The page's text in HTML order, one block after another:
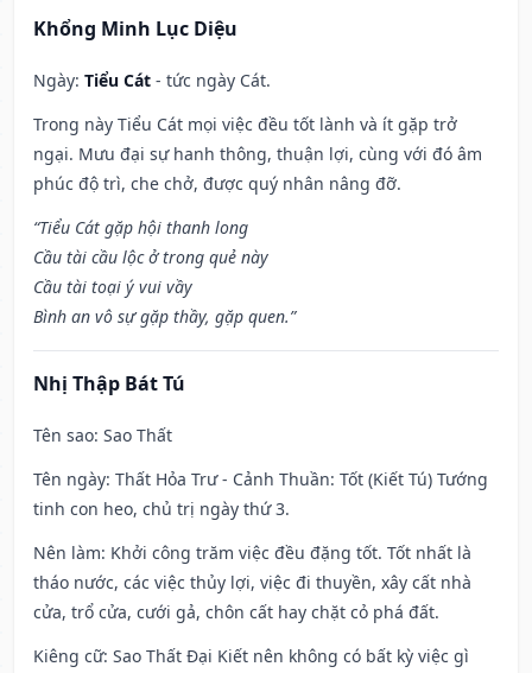
Khổng Minh Lục Diệu
Ngày: Tiểu Cát - tức ngày Cát.
Trong này Tiểu Cát mọi việc đều tốt lành và ít gặp trở
ngại. Mưu đại sự hanh thông, thuận lợi, cùng với đó âm
phúc độ trì, che chở, được quý nhân nâng đỡ.
“Tiểu Cát gặp hội thanh long
Cầu tài cầu lộc ở trong quẻ này
Cầu tài toại ý vui vầy
Bình an vô sự gặp thầy, gặp quen.”
Nhị Thập Bát Tú
Tên sao: Sao Thất
Tên ngày: Thất Hỏa Trư - Cảnh Thuần: Tốt (Kiết Tú) Tướng
tinh con heo, chủ trị ngày thứ 3.
Nên làm: Khởi công trăm việc đều đặng tốt. Tốt nhất là
tháo nước, các việc thủy lợi, việc đi thuyền, xây cất nhà
cửa, trổ cửa, cưới gả, chôn cất hay chặt cỏ phá đất.
Kiêng cữ: Sao Thất Đại Kiết nên không có bất kỳ việc gì